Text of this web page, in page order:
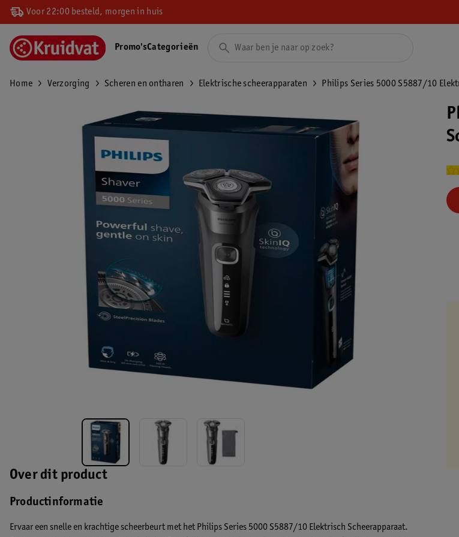
Voor 22:00 besteld, morgen in huis
Promo'sCategorieën
Home Verzorging Scheren en ontharen Elektrische scheerapparaten Philips Series 5000 S5887/10
Over dit product
Productinformatie
Ervaar een snelle en krachtige scheerbeurt met het Philips Series 5000 S5887/10 Elektrisch Scheerapparaat.